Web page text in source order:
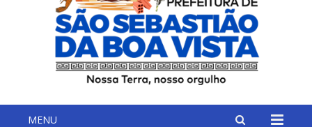
MENU